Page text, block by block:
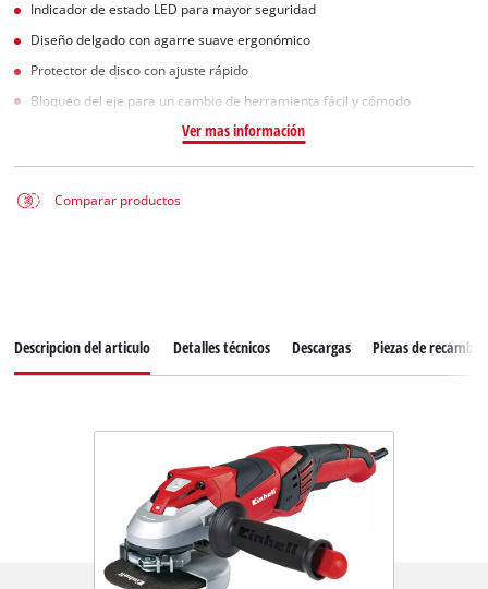
Indicador de estado LED para mayor seguridad
Diseño delgado con agarre suave ergonómico
Protector de disco con ajuste rápido
Bloqueo del eje para un cambio de herramienta fácil y cómodo
Ver mas información
Comparar productos
Descripcion del articulo Detalles técnicos Descargas Piezas de recambio